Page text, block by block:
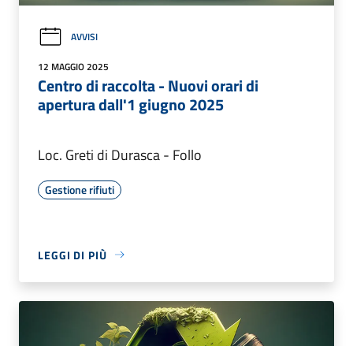
AVVISI
12 MAGGIO 2025
Centro di raccolta - Nuovi orari di
apertura dall'1 giugno 2025
Loc. Greti di Durasca - Follo
Gestione rifiuti
LEGGI DI PIÙ